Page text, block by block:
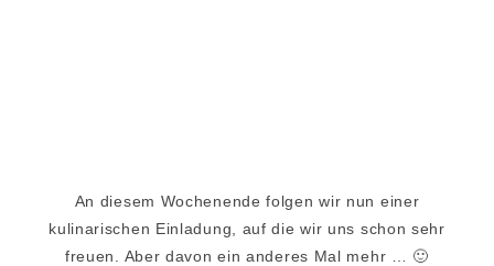
An diesem Wochenende folgen wir nun einer
kulinarischen Einladung, auf die wir uns schon sehr
freuen. Aber davon ein anderes Mal mehr … 🙂